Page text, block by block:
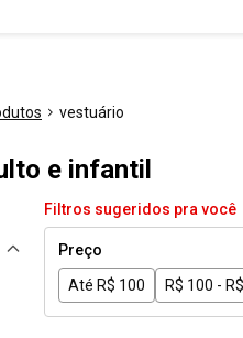
vestuário
e infantil
Filtros sugeridos pra você
Preço
Até R$ 100
R$ 100 -